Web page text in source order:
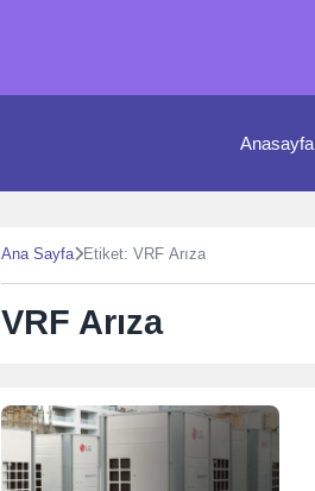
Anasayfa
Ana Sayfa Etiket: VRF Arıza
VRF Arıza